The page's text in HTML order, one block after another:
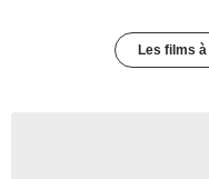
Les films